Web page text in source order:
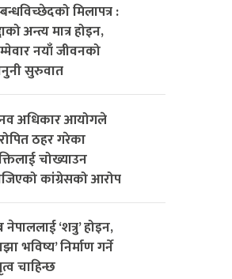
मिलापत्र :
अन्त्य मात्र होइन,
नयाँ जीवनको
सुरुवात
अधिकार आयोगले
ठहर गरेका
चोख्याउन
कांग्रेसको आरोप
‘शत्रु’ होइन,
भविष्य’ निर्माण गर्ने
चाहिन्छ